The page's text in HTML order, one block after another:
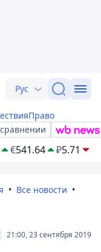
Рус
Право
€541.64 ₽5.71
Все новости
21:00, 23 сентября 2019